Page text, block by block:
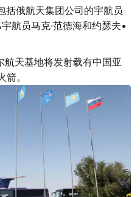
俄航天集团公司的宇航员
航员马克∙范德海和约瑟夫•
天基地将发射载有中国亚
。